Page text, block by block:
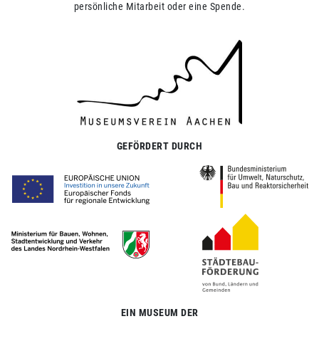
persönliche Mitarbeit oder eine Spende.
GEFÖRDERT DURCH
EIN MUSEUM DER